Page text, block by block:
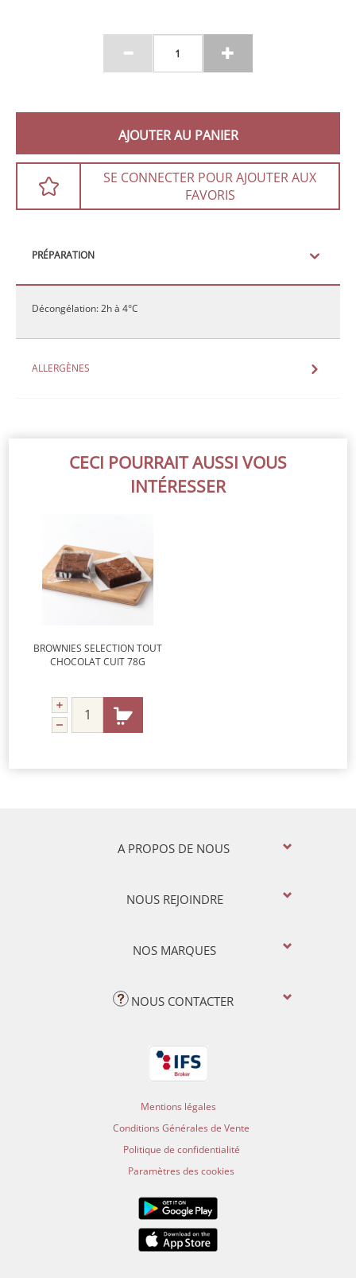
AJOUTER AU PANIER
SE CONNECTER POUR AJOUTER AUX
FAVORIS
PRÉPARATION
Décongélation: 2h à 4°C
ALLERGÈNES
CECI POURRAIT AUSSI VOUS
INTÉRESSER
BROWNIES SELECTION TOUT
CHOCOLAT CUIT 78G
A PROPOS DE NOUS
NOUS REJOINDRE
NOS MARQUES
NOUS CONTACTER
Mentions légales
Conditions Générales de Vente
Politique de confidentialité
Paramètres des cookies